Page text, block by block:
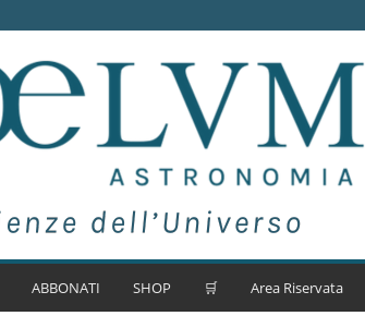
ABBONATI SHOP 🛒 Area Riservata